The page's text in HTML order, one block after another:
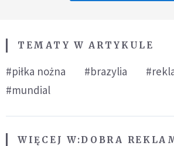
TEMATY W ARTYKULE
#piłka nożna #brazylia
#mundial
WIĘCEJ W:DOBRA